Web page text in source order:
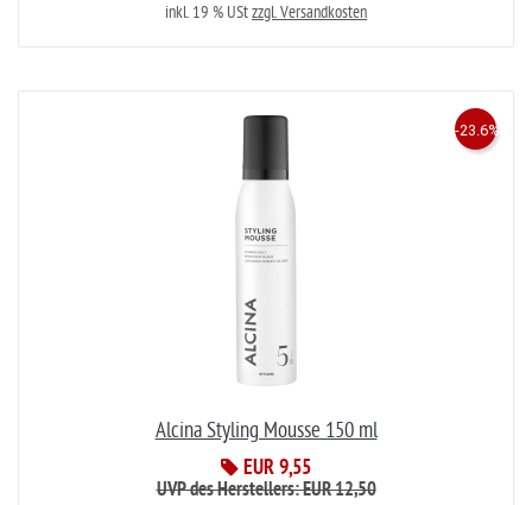
inkl. 19 % UStzzgl. Versandkosten
Alcina Styling Mousse 150 ml
EUR 9,55
-23.6%
UVP des Herstellers: EUR 12,50